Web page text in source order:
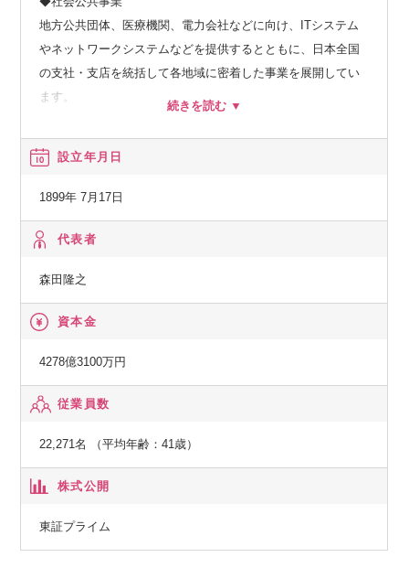
地方公共団体、医療機関、電力会社などに向け、ITシステム
やネットワークシステムなどを提供するとともに、日本全国
の支社・支店を統括して各地域に密着した事業を展開してい
ます。
政府、官公庁などに向け、大規模ミッションクリティカルシ
ステムやネットワークシステムといった、人々が安心して快
製造業、流通・サービス業、金融業などの民需向けにITソリ
ューションを提供し、お客さまの新サービス立ち上げなどに
貢献しています。最先端のデジタル技術を活用し、お客さま
との共創を通じて、人やモノ、プロセスを企業・産業の枠を
します。
◆ネットワークサービス事業
通信事業者向けに、ネットワーク構築に必要な機器や運用管
す。さらに、IoT/5G時代に向けてネットワークへのニーズが
多様化する中、テレコムキャリア市場で培ったネットワーク
設立年月日
1899年 7月17日
代表者
森田隆之
資本金
4278億3100万円
従業員数
22,271名 （平均年齢：41歳）
株式公開
東証プライム